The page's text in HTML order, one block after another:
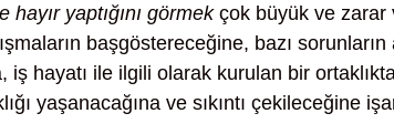
hayır yaptığını görmekçok büyük ve zarar
başgöstereceğine, bazı
iş hayatı ile ilgili olarak kurulan bir
yaşanacağına ve sıkıntı çekileceğine